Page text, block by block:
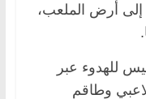
إلى أرض الملعب،
للهدوء عبر
وطاقم